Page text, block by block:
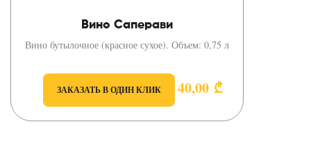
Вино Саперави
Вино бутылочное (красное сухое). Объем: 0,75 л
ЗАКАЗАТЬ В ОДИН КЛИК 40,00 ₾